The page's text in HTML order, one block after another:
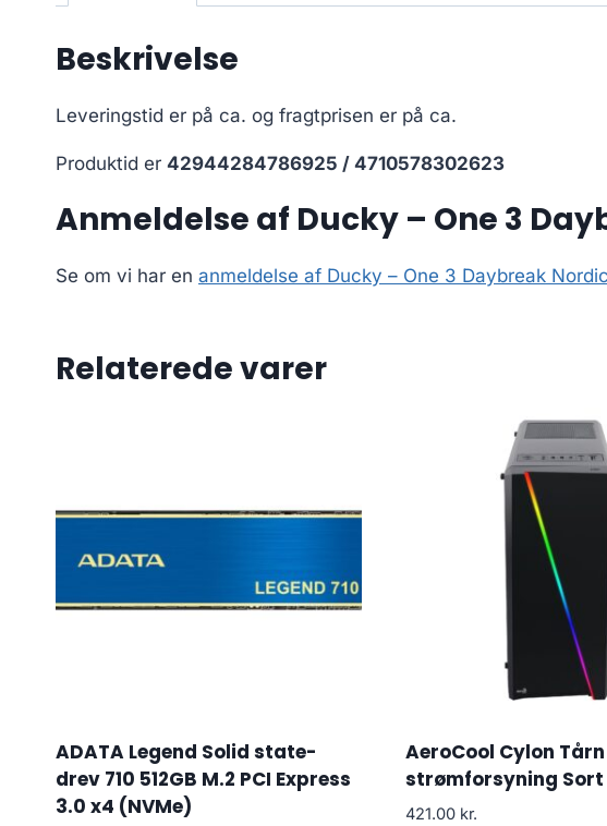
Beskrivelse
Leveringstid er på ca. og fragtprisen er på ca.
Produktid er 42944284786925 / 4710578302623
Anmeldelse af Ducky – One 3
Se om vi har en anmeldelse af Ducky – One 3 Daybreak
Relaterede varer
ADATA Legend Solid state-
drev 710 512GB M.2 PCI Express
3.0 x4 (NVMe)
AeroCool Cylon
strømforsyning Sort
421.00 kr.